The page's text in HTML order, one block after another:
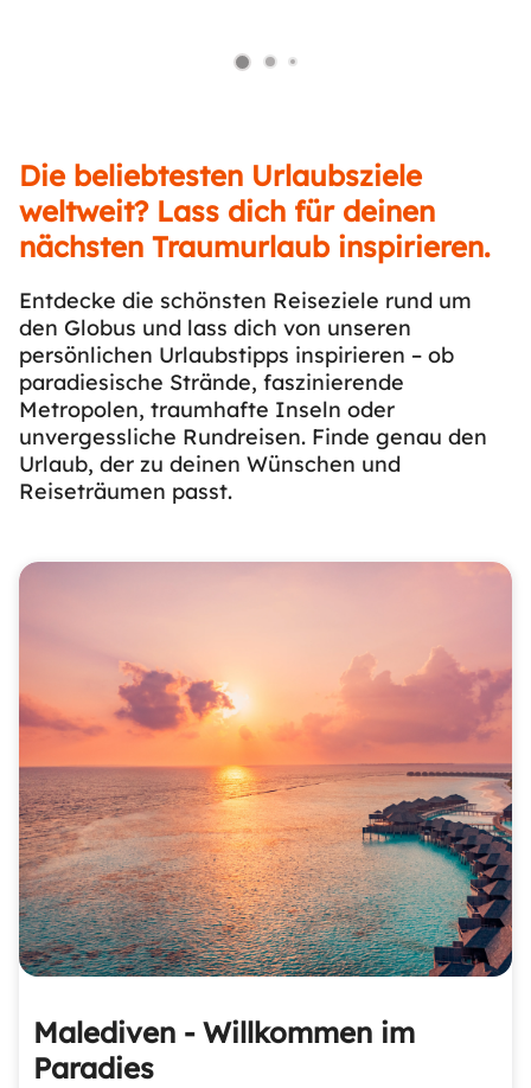
Die beliebtesten Urlaubsziele
weltweit? Lass dich für deinen
nächsten Traumurlaub inspirieren.
Entdecke die schönsten Reiseziele rund um
den Globus und lass dich von unseren
persönlichen Urlaubstipps inspirieren – ob
paradiesische Strände, faszinierende
Metropolen, traumhafte Inseln oder
unvergessliche Rundreisen. Finde genau den
Urlaub, der zu deinen Wünschen und
Reiseträumen passt.
Malediven - Willkommen im
Paradies